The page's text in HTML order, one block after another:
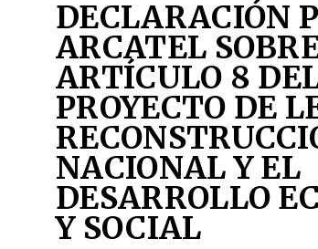
DECLARACIÓN
ARCATEL
ARTÍCULO 8
PROYECTO DE
NACIONAL Y EL
DESARROLLO
Y SOCIAL